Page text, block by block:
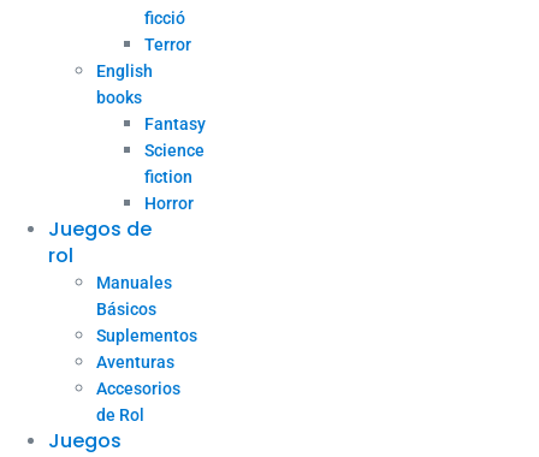
ficció
Terror
English
books
Fantasy
Science
fiction
Horror
Juegos de
rol
Manuales
Básicos
Suplementos
Aventuras
Accesorios
de Rol
Juegos